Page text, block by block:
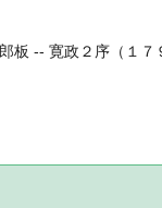
-- 寛政２序（１７